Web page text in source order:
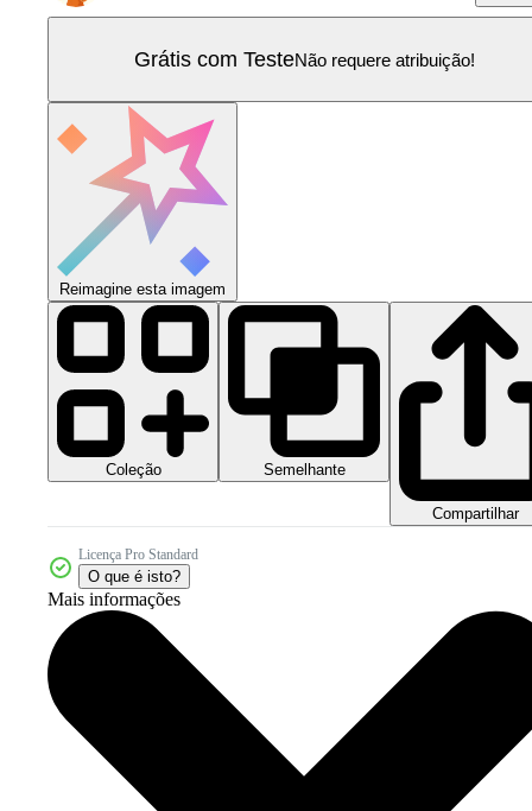
Grátis com TesteNão requere atribuição!
Reimagine esta imagem
Coleção Semelhante
Compartilhar
Licença Pro Standard
O que é isto?
Mais informações